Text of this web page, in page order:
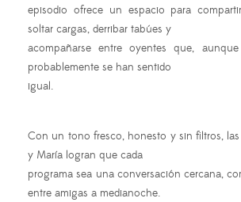
episodio ofrece un espacio para
soltar cargas, derribar tabúes y
acompañarse entre oyentes que,
probablemente se han sentido
igual.
Con un tono fresco, honesto y sin filtros,
y María logran que cada
programa sea una conversación cercana,
entre amigas a medianoche.